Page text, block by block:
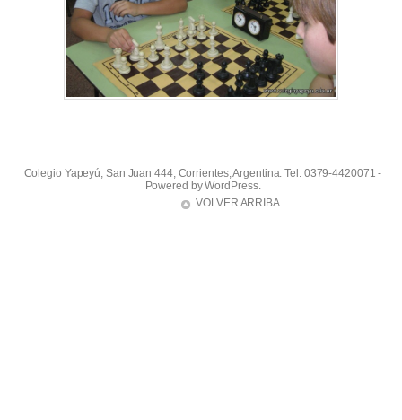
Colegio Yapeyú, San Juan 444, Corrientes, Argentina. Tel: 0379-4420071 -
Powered byWordPress.
VOLVER ARRIBA